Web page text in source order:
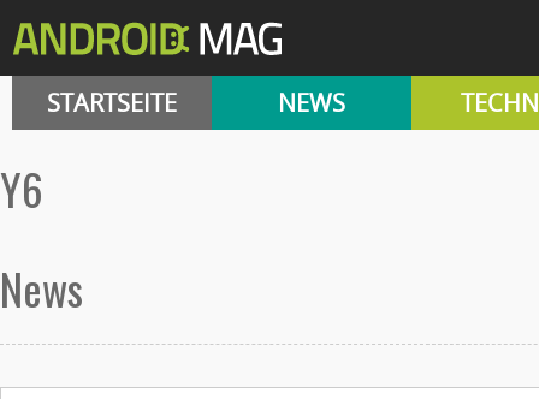
STARTSEITE NEWS
Y6
News